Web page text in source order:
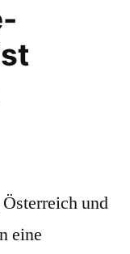
und
eine